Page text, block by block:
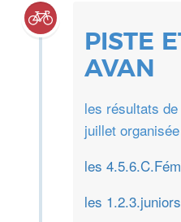
PISTE
AVAN
les résultats
juillet
les
les